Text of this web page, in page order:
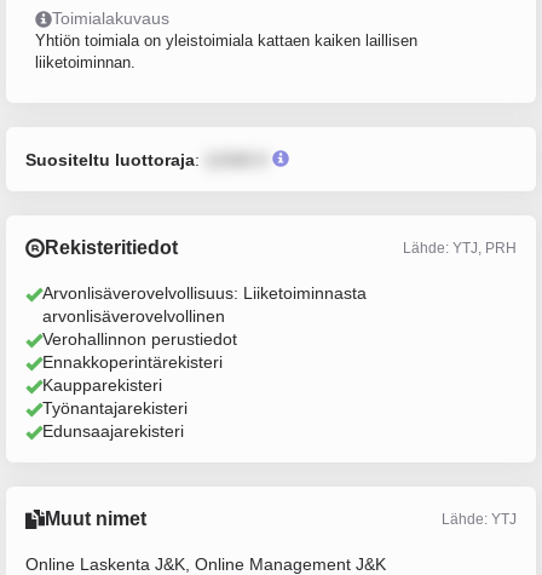
Toimialakuvaus
Yhtiön toimiala on yleistoimiala kattaen kaiken laillisen
liiketoiminnan.
Suositeltu luottoraja:
Rekisteritiedot Lähde: YTJ, PRH
Arvonlisäverovelvollisuus: Liiketoiminnasta
arvonlisäverovelvollinen
Verohallinnon perustiedot
Ennakkoperintärekisteri
Kaupparekisteri
Työnantajarekisteri
Edunsaajarekisteri
Muut nimet Lähde: YTJ
Online Laskenta J&K, Online Management J&K